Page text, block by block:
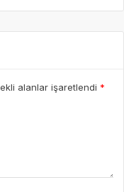
alanlar işaretlendi *